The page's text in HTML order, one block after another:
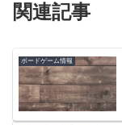
関連記事
ボードゲーム情報